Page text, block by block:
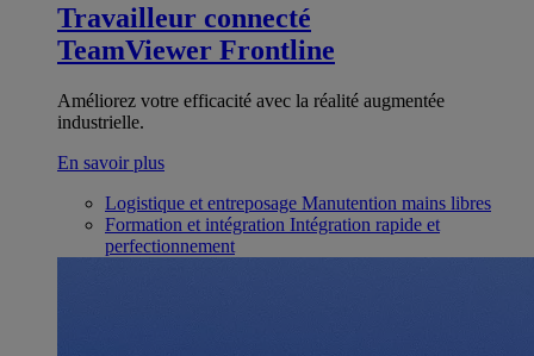
Travailleur connecté
TeamViewer Frontline
Améliorez votre efficacité avec la réalité augmentée
industrielle.
En savoir plus
Logistique et entreposage Manutention mains libres
Formation et intégration Intégration rapide et
perfectionnement